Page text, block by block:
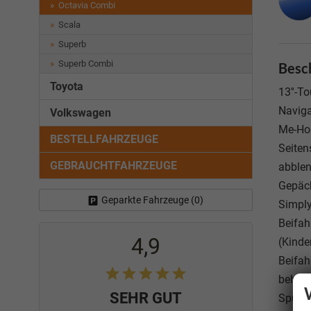
13''-
Me-
Octavia Combi
Scala
Superb
Superb Combi
Toyota
Volkswagen
BESTELLFAHRZEUGE
GEBRAUCHTFAHRZEUGE
Geparkte Fahrzeuge (0)
4,9
SEHR GUT